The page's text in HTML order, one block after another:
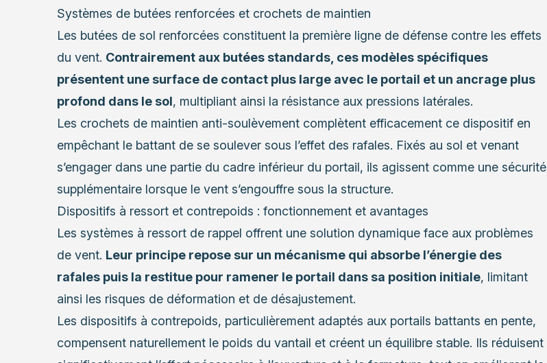
Systèmes de butées renforcées et crochets de maintien
Les butées de sol renforcées constituent la première ligne de défense contre les effets
du vent. Contrairement aux butées standards, ces modèles spécifiques
présentent une surface de contact plus large avec le portail et un ancrage plus
profond dans le sol, multipliant ainsi la résistance aux pressions latérales.
Les crochets de maintien anti-soulèvement complètent efficacement ce dispositif en
empêchant le battant de se soulever sous l’effet des rafales. Fixés au sol et venant
s’engager dans une partie du cadre inférieur du portail, ils agissent comme une sécurité
supplémentaire lorsque le vent s’engouffre sous la structure.
Dispositifs à ressort et contrepoids : fonctionnement et avantages
Les systèmes à ressort de rappel offrent une solution dynamique face aux problèmes
de vent. Leur principe repose sur un mécanisme qui absorbe l’énergie des
rafales puis la restitue pour ramener le portail dans sa position initiale, limitant
ainsi les risques de déformation et de désajustement.
Les dispositifs à contrepoids, particulièrement adaptés aux portails battants en pente,
compensent naturellement le poids du vantail et créent un équilibre stable. Ils réduisent